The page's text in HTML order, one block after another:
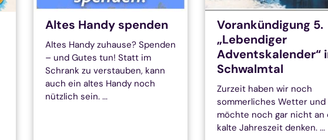
Altes Handy spenden
Altes Handy zuhause? Spenden
– und Gutes tun! Statt im
Schrank zu verstauben, kann
auch ein altes Handy noch
nützlich sein. ...
Vorankündigung 5.
„Lebendiger
Adventskalender“
Schwalmtal
Zurzeit haben wir noch
sommerliches Wetter und
möchte noch gar nicht an
kalte Jahreszeit denken. ...